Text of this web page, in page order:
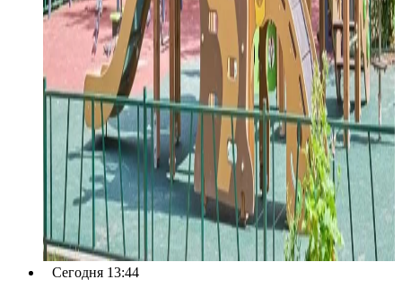
Сегодня 13:44